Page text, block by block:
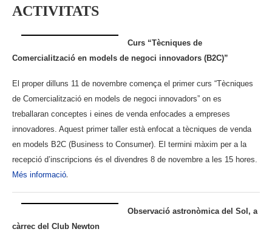
ACTIVITATS
Curs “Tècniques de
Comercialització en models de negoci innovadors (B2C)”
El proper dilluns 11 de novembre comença el primer curs “Tècniques
de Comercialització en models de negoci innovadors” on es
treballaran conceptes i eines de venda enfocades a empreses
innovadores. Aquest primer taller està enfocat a tècniques de venda
en models B2C (Business to Consumer). El termini màxim per a la
recepció d’inscripcions és el divendres 8 de novembre a les 15 hores.
Més informació.
Observació astronòmica del Sol, a
càrrec del Club Newton